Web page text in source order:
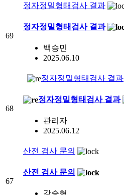
69
정자정밀형태검사 결과
정자정밀형태검사 결과
백승민
2025.06.10
68
정자정밀형태검사 결과
정자정밀형태검사 결과
관리자
2025.06.12
67
산전 검사 문의
산전 검사 문의